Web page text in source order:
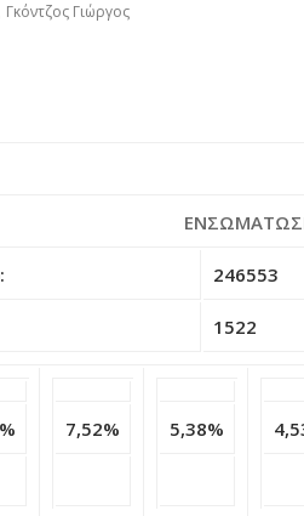
Γκόντζος Γιώργος
246553
1522
7,52% 5,38%